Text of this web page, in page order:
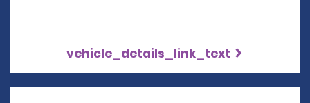
vehicle_details_link_text